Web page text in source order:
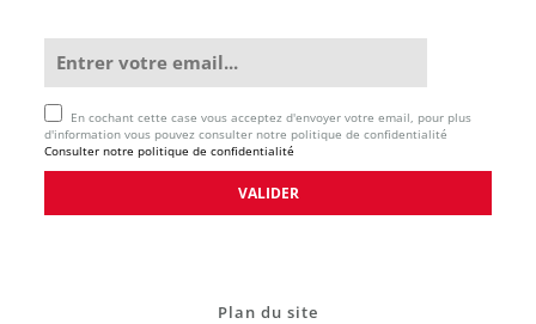
En cochant cette case vous acceptez d'envoyer votre email, pour plus
d'information vous pouvez consulter notre politique de confidentialité
Consulter notre politique de confidentialité
Plan du site